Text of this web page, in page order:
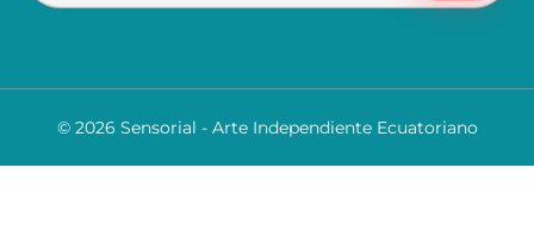
© 2026 Sensorial - Arte Independiente Ecuatoriano